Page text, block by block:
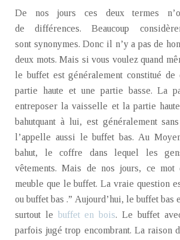
De nos jours ces deux termes
de différences. Beaucoup
sont synonymes. Donc il n’y a pas de
deux mots. Mais si vous voulez quand
le buffet est généralement constitué de
partie haute et une partie basse. La
entreposer la vaisselle et la partie
bahutquant à lui, est généralement
l’appelle aussi le buffet bas. Au
bahut, le coffre dans lequel les
vêtements. Mais de nos jours, ce mot
meuble que le buffet. La vraie question
ou buffet bas .” Aujourd’hui, le buffet bas
surtout le buffet en bois. Le buffet
parfois jugé trop encombrant. La raison